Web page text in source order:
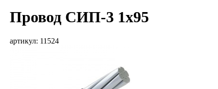
Провод СИП-3 1х95
артикул: 11524